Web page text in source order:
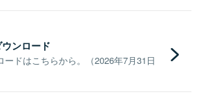
ンロード
ドはこちらから。（2026年7月31日